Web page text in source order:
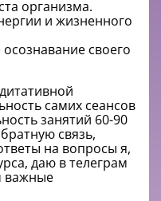
организма.
и жизненного
своего
самих сеансов
занятий 60-90
связь,
на вопросы я,
даю в телеграм
важные